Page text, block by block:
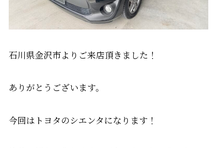
石川県金沢市よりご来店頂きました！
ありがとうございます。
今回はトヨタのシエンタになります！